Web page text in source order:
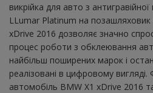
викрійка для авто з антигравійної
LLumar Platinum на позашляховик
xDrive 2016 дозволяє значно
процес роботи з обклеювання
найбільш поширених марок і
реалізовані в цифровому вигляді.
автомобіль BMW X1 xDrive 2016